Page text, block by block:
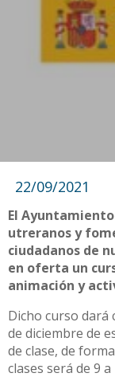
22/09/2021
El
utreranos y
ciudadanos de
en oferta un
animación y
Dicho curso dará
de diciembre de
de clase, de
clases será de 9